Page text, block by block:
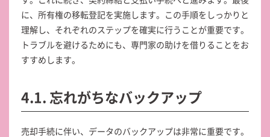
に、所有権の移転登記を実施します。この手順をしっかりと
理解し、それぞれのステップを確実に行うことが重要です。
トラブルを避けるためにも、専門家の助けを借りることをお
すすめします。
4.1. 忘れがちなバックアップ
売却手続に伴い、データのバックアップは非常に重要です。